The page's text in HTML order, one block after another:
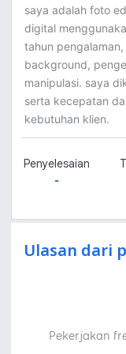
saya adalah foto
digital
tahun
background,
manipulasi. saya
serta kecepatan
kebutuhan klien.
Penyelesaian
-
Ulasan dari
Pekerjakan